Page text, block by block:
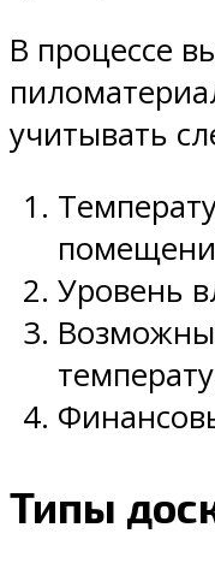
В процессе
учитывать
Уровень
Типы